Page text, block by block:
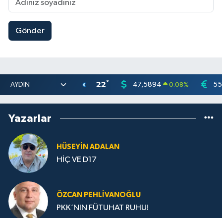
Gönder
22° 47,5894 0.08%
Yazarlar
HÜSEYIN ADALAN
HİÇ VE D17
ÖZCAN PEHLIVANOĞLU
PKK’NIN FÜTUHAT RUHU!